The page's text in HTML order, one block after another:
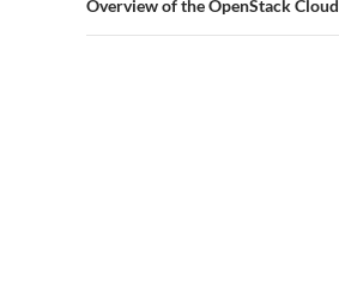
Overview of the OpenStack Cloud